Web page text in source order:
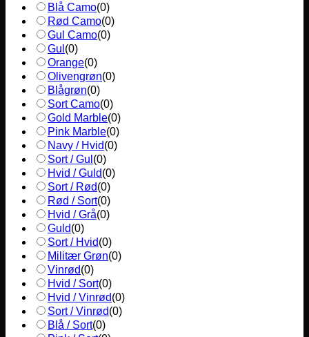
Blå Camo(0)
Rød Camo(0)
Gul Camo(0)
Gul (0)
Orange(0)
Olivengrøn(0)
Blågrøn(0)
Sort Camo(0)
Gold Marble(0)
Pink Marble(0)
Navy / Hvid(0)
Sort / Gul (0)
Hvid / Guld(0)
Sort / Rød(0)
Rød / Sort(0)
Hvid / Grå(0)
Guld(0)
Sort / Hvid(0)
Militær Grøn(0)
Vinrød(0)
Hvid / Sort(0)
Hvid / Vinrød(0)
Sort / Vinrød(0)
Blå / Sort(0)